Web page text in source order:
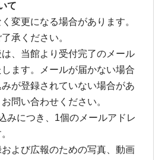
て
変更になる場合があります。
承ください。
、当館より受付完了のメール
ます。メールが届かない場合
が登録されていない場合があ
問い合わせください。
みにつき、1個のメールアドレ
よび広報のための写真、動画